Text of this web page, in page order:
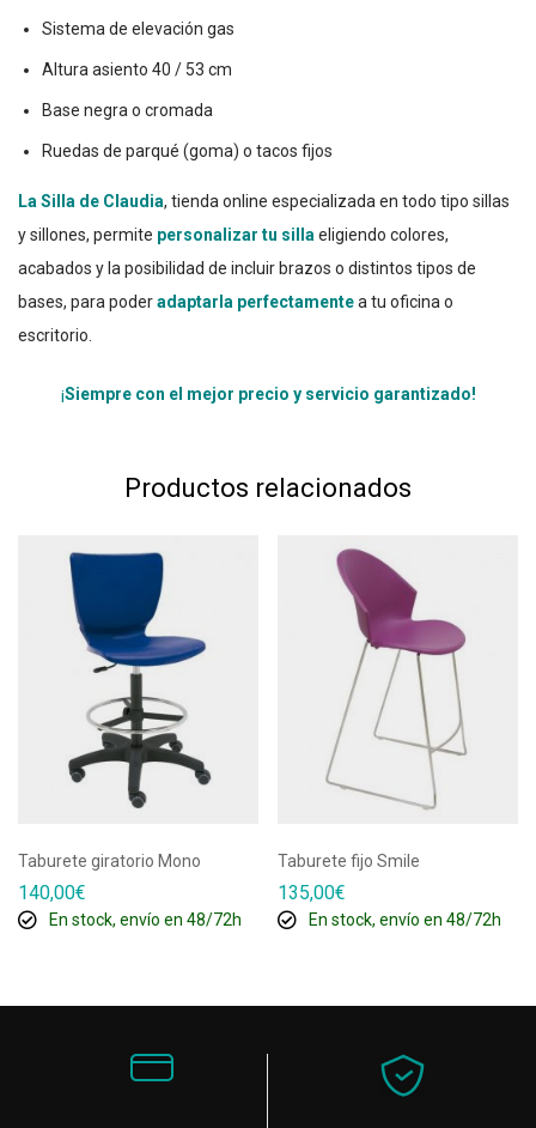
Sistema de elevación gas
Altura asiento 40 / 53 cm
Base negra o cromada
Ruedas de parqué (goma) o tacos fijos
La Silla de Claudia, tienda online especializada en todo tipo sillas
y sillones, permite personalizar tu silla eligiendo colores,
acabados y la posibilidad de incluir brazos o distintos tipos de
bases, para poderadaptarla perfectamentea tu oficina o
escritorio.
¡Siempre con el mejor precio y servicio garantizado!
Productos relacionados
Taburete giratorio Mono
140,00€
En stock, envío en 48/72h
Taburete fijo Smile
135,00€
En stock, envío en 48/72h